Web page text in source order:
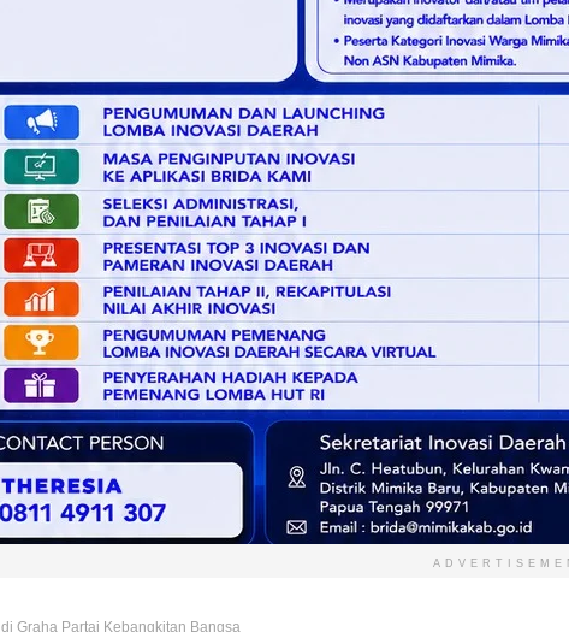
di Graha Partai Kebangkitan Bangsa